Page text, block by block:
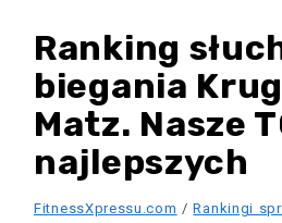
Ranking
biegania
Matz. Nasze
najlepszych
FitnessXpressu.com /Rankingi